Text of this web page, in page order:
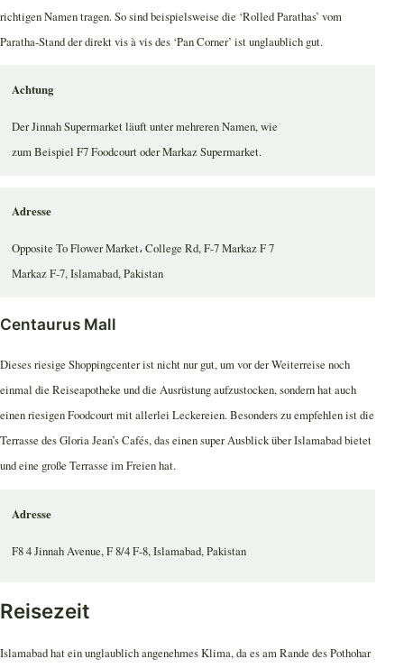
richtigen Namen tragen. So sind beispielsweise die ‘Rolled Parathas’ vom
Paratha-Stand der direkt vis à vis des ‘Pan Corner’ ist unglaublich gut.
Achtung
Der Jinnah Supermarket läuft unter mehreren Namen, wie
zum Beispiel F7 Foodcourt oder Markaz Supermarket.
Adresse
Opposite To Flower Market، College Rd, F-7 Markaz F 7
Markaz F-7, Islamabad, Pakistan
Centaurus Mall
Dieses riesige Shoppingcenter ist nicht nur gut, um vor der Weiterreise noch
einmal die Reiseapotheke und die Ausrüstung aufzustocken, sondern hat auch
einen riesigen Foodcourt mit allerlei Leckereien. Besonders zu empfehlen ist die
Terrasse des Gloria Jean’s Cafés, das einen super Ausblick über Islamabad bietet
und eine große Terrasse im Freien hat.
Adresse
F8 4 Jinnah Avenue, F 8/4 F-8, Islamabad, Pakistan
Reisezeit
Islamabad hat ein unglaublich angenehmes Klima, da es am Rande des Pothohar